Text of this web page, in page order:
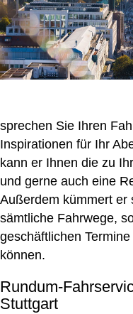
sprechen Sie Ihren
Inspirationen für Ihr
kann er Ihnen die zu
und gerne auch eine
Außerdem kümmert er
sämtliche Fahrwege,
geschäftlichen
können.
Rundum-
Stuttgart